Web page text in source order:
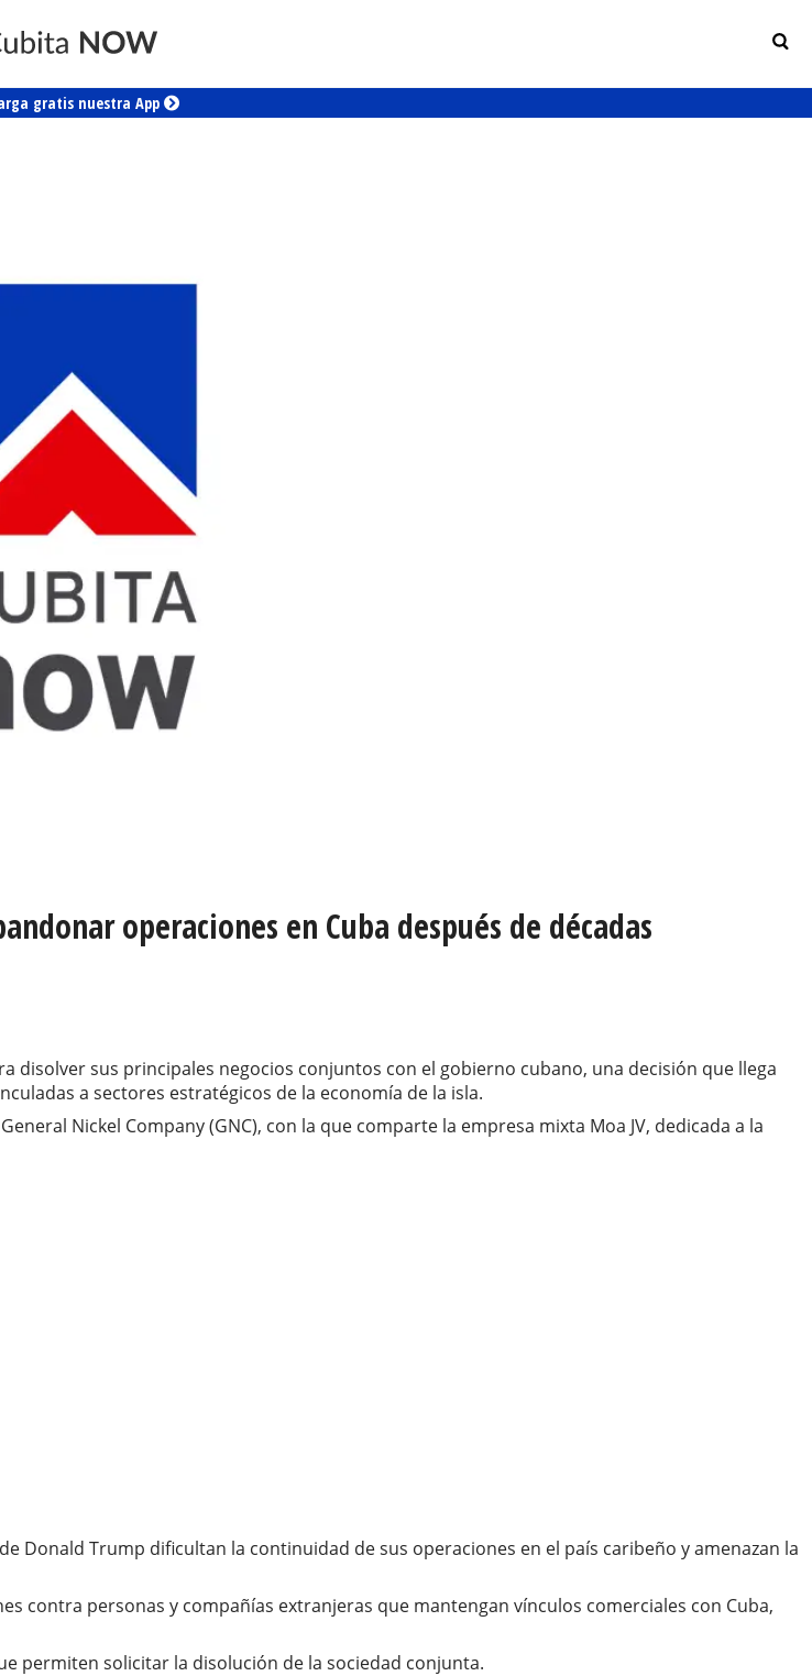
gratis nuestra App
operaciones en Cuba después de décadas
sus principales negocios conjuntos con el gobierno cubano, una decisión que llega
a sectores estratégicos de la economía de la isla.
Nickel Company (GNC), con la que comparte la empresa mixta Moa JV, dedicada a la
Donald Trump dificultan la continuidad de sus operaciones en el país caribeño y amenazan la
contra personas y compañías extranjeras que mantengan vínculos comerciales con Cuba,
permiten solicitar la disolución de la sociedad conjunta.